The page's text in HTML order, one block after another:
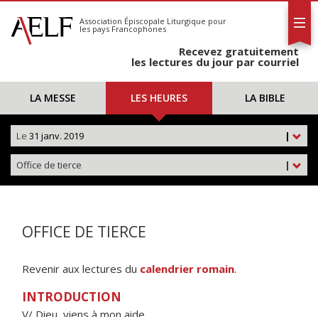
S'abonner
Calendrier
Association Épiscopale Liturgique pour
les pays Francophones
Recevez gratuitement
les lectures du jour par courriel
LA MESSE LES HEURES LA BIBLE
|
Le 31 janv. 2019
|
Office de tierce
OFFICE DE TIERCE
Revenir aux lectures du calendrier romain.
INTRODUCTION
V/ Dieu, viens à mon aide,